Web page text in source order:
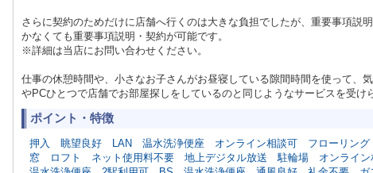
さらに契約のためだけに店舗へ行くのは大きな負担でしたが、重要事項説
かなくても重要事項説明・契約が可能です。
※詳細は当店にお問い合わせください。
仕事の休憩時間や、小さなお子さんがお昼寝している隙間時間を使って、
やPCひとつで店舗でお部屋探しをしているのと同じようなサービスを受け
ポイント・特徴
押入 眺望良好 LAN 温水洗浄便座 オンライン相談可 フローリング
窓
ロフト ネット使用料不要 地上デジタル放送 駐輪場 オンライ